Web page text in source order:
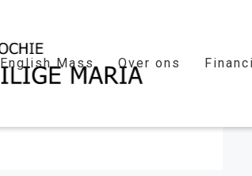
English Mass Over ons